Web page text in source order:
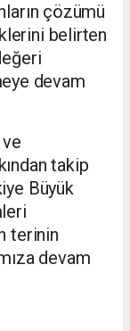
çözümü
belirten
devam
takip
Büyük
terinin
devam